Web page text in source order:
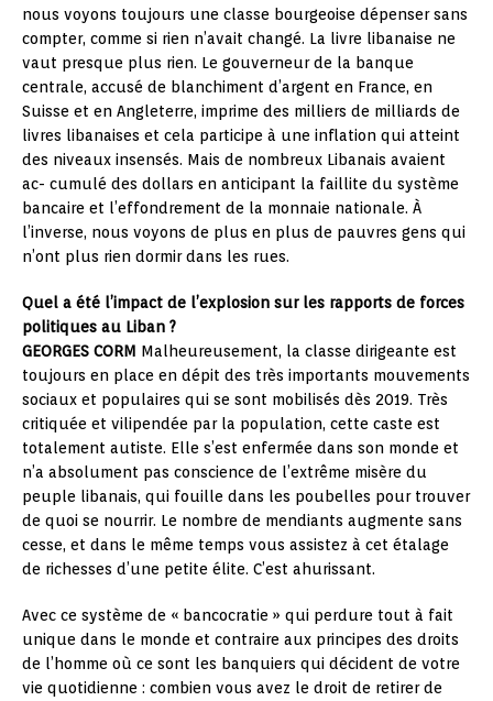
nous voyons toujours une classe bourgeoise dépenser sans
compter, comme si rien n’avait changé. La livre libanaise ne
vaut presque plus rien. Le gouverneur de la banque
centrale, accusé de blanchiment d’argent en France, en
Suisse et en Angleterre, imprime des milliers de milliards de
livres libanaises et cela participe à une inflation qui atteint
des niveaux insensés. Mais de nombreux Libanais avaient
ac- cumulé des dollars en anticipant la faillite du système
bancaire et l’effondrement de la monnaie nationale. À
l’inverse, nous voyons de plus en plus de pauvres gens qui
n’ont plus rien dormir dans les rues.
Quel a été l’impact de l’explosion sur les rapports de forces
politiques au Liban ?
GEORGES CORM Malheureusement, la classe dirigeante est
toujours en place en dépit des très importants mouvements
sociaux et populaires qui se sont mobilisés dès 2019. Très
critiquée et vilipendée par la population, cette caste est
totalement autiste. Elle s’est enfermée dans son monde et
n’a absolument pas conscience de l’extrême misère du
peuple libanais, qui fouille dans les poubelles pour trouver
de quoi se nourrir. Le nombre de mendiants augmente sans
cesse, et dans le même temps vous assistez à cet étalage
de richesses d’une petite élite. C’est ahurissant.
Avec ce système de « bancocratie » qui perdure tout à fait
unique dans le monde et contraire aux principes des droits
de l’homme où ce sont les banquiers qui décident de votre
vie quotidienne : combien vous avez le droit de retirer de